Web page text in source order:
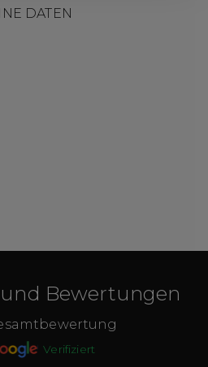
DATEN
Bewertungen
Verifiziert